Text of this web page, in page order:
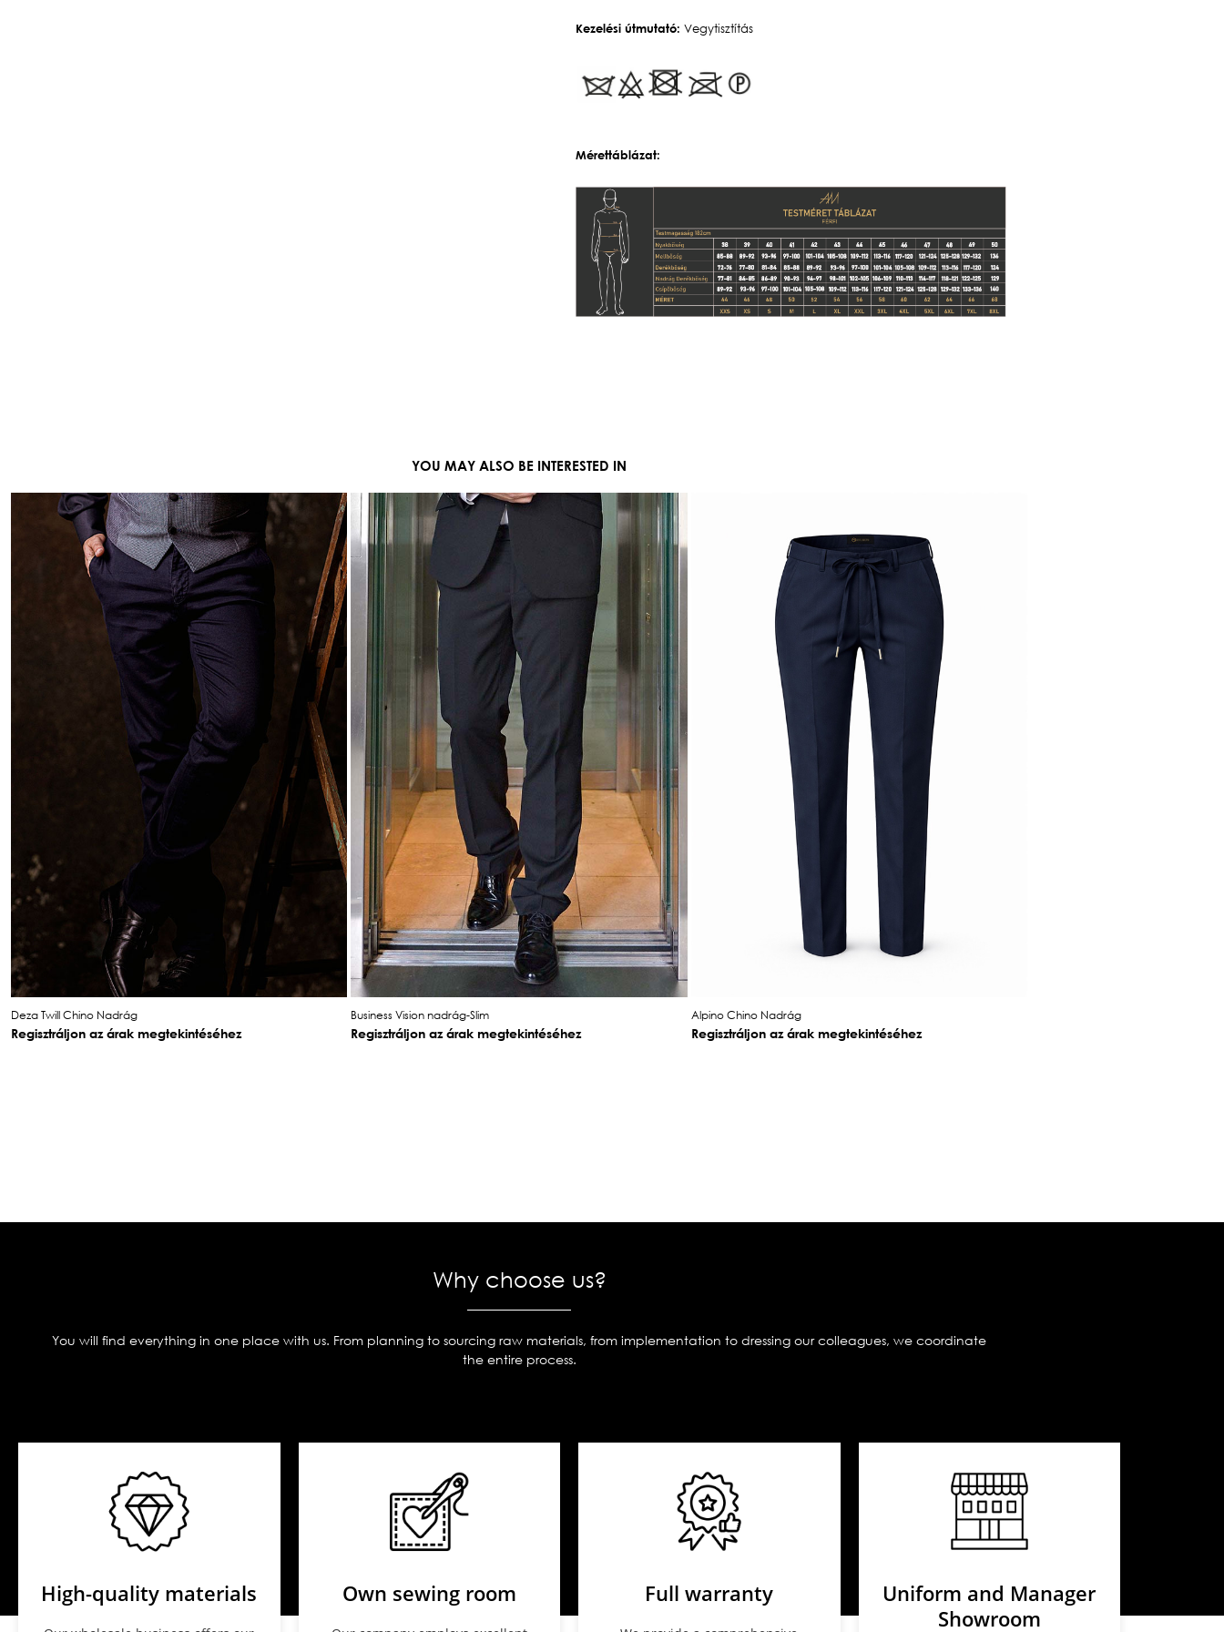
Kezelési útmutató: Vegytisztítás
Mérettáblázat:
YOU MAY ALSO BE INTERESTED IN
Deza Twill Chino Nadrág
Regisztráljon az árak megtekintéséhez
Business Vision nadrág-Slim
Regisztráljon az árak megtekintéséhez
Alpino Chino Nadrág
Regisztráljon az árak megtekintéséhez
Why choose us?
You will find everything in one place with us. From planning to sourcing raw materials, from implementation to dressing our colleagues, we coordinate
the entire process.
High-quality materials Own sewing room Full warranty
Uniform and Manager
Showroom